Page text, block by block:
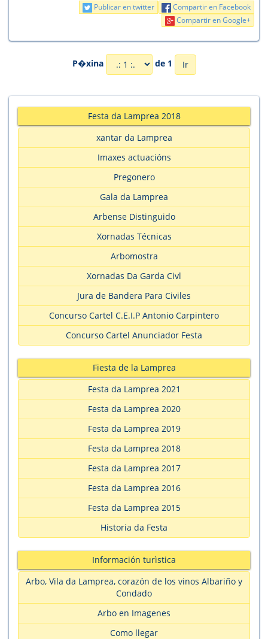
Compartir en Facebook
Publicar en twitter
Compartir en Google+
P�xina de 1
Festa da Lamprea 2018
xantar da Lamprea
Imaxes actuacións
Pregonero
Gala da Lamprea
Arbense Distinguido
Xornadas Técnicas
Arbomostra
Xornadas Da Garda Civl
Jura de Bandera Para Civiles
Concurso Cartel C.E.I.P Antonio Carpintero
Concurso Cartel Anunciador Festa
Fiesta de la Lamprea
Festa da Lamprea 2021
Festa da Lamprea 2020
Festa da Lamprea 2019
Festa da Lamprea 2018
Festa da Lamprea 2017
Festa da Lamprea 2016
Festa da Lamprea 2015
Historia da Festa
Información turìstica
Arbo, Vila da Lamprea, corazón de los vinos Albariño y
Condado
Arbo en Imagenes
Como llegar